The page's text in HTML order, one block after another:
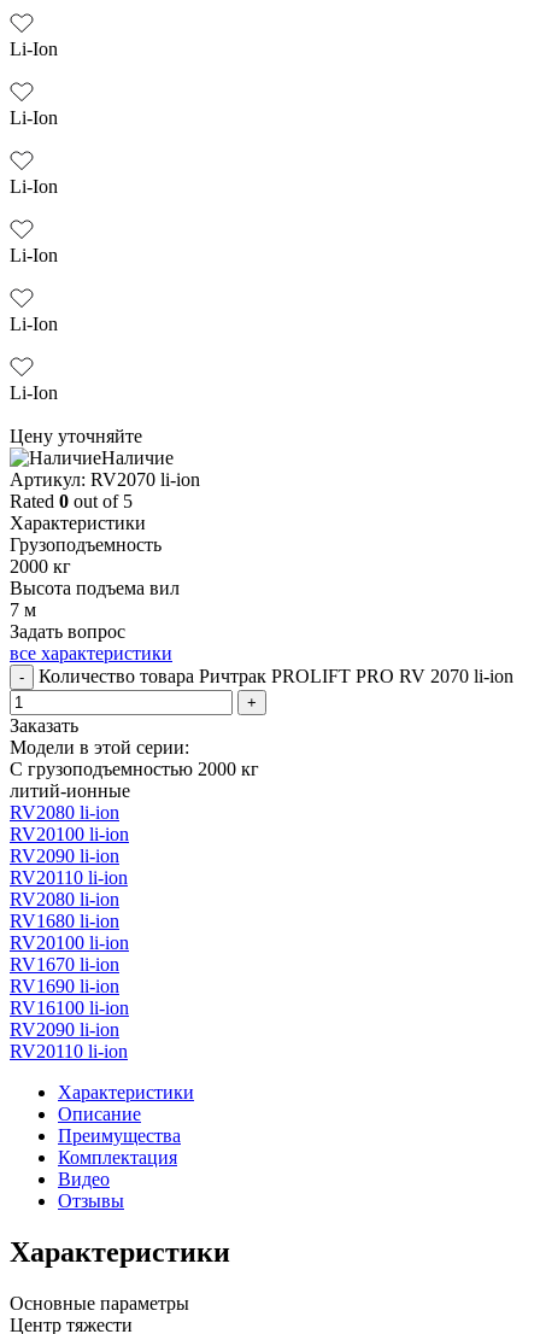
Li-Ion
Li-Ion
Li-Ion
Li-Ion
Li-Ion
Li-Ion
Цену уточняйте
Наличие
Aртикул: RV2070 li-ion
Rated 0 out of 5
Характеристики
Грузоподъемность
2000 кг
Высота подъема вил
7 м
Задать вопрос
все характеристики
- Количество товара Ричтрак PROLIFT PRO RV 2070 li-ion
+
Заказать
Модели в этой серии:
С грузоподъемностью 2000 кг
литий-ионные
RV2080 li-ion
RV20100 li-ion
RV2090 li-ion
RV20110 li-ion
RV2080 li-ion
RV1680 li-ion
RV20100 li-ion
RV1670 li-ion
RV1690 li-ion
RV16100 li-ion
RV2090 li-ion
RV20110 li-ion
Характеристики
Описание
Преимущества
Комплектация
Видео
Отзывы
Характеристики
Основные параметры
Центр тяжести